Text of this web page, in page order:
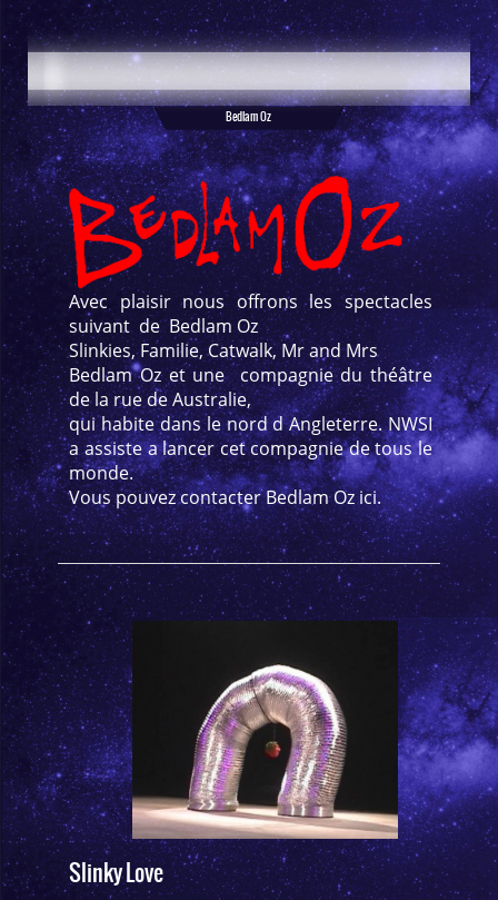
Bedlam Oz
Avec plaisir nous offrons les spectacles
suivant de Bedlam Oz
Slinkies, Familie, Catwalk, Mr and Mrs
Bedlam Oz et une compagnie du théâtre
de la rue de Australie,
qui habite dans le nord d Angleterre. NWSI
a assiste a lancer cet compagnie de tous le
monde.
Vous pouvez contacter Bedlam Oz ici.
Slinky Love